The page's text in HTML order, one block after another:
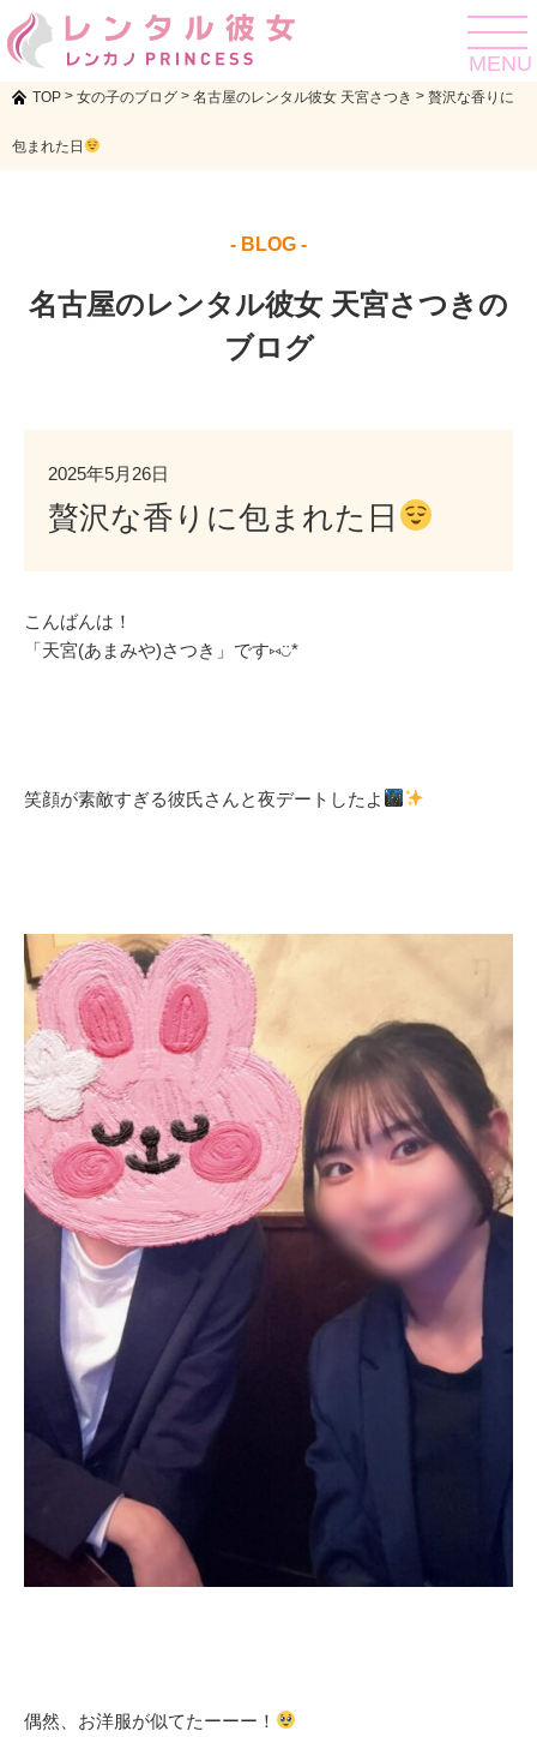
toggle
MENU
TOP > 女の子のブログ > 名古屋のレンタル彼女 天宮さつき > 贅沢な香りに
包まれた日
- BLOG -
名古屋のレンタル彼女 天宮さつきの
ブログ
2025年5月26日
贅沢な香りに包まれた日
こんばんは！
「天宮(あまみや)さつき」です⑅◡̈*
笑顔が素敵すぎる彼氏さんと夜デートしたよ
偶然、お洋服が似てたーーー！